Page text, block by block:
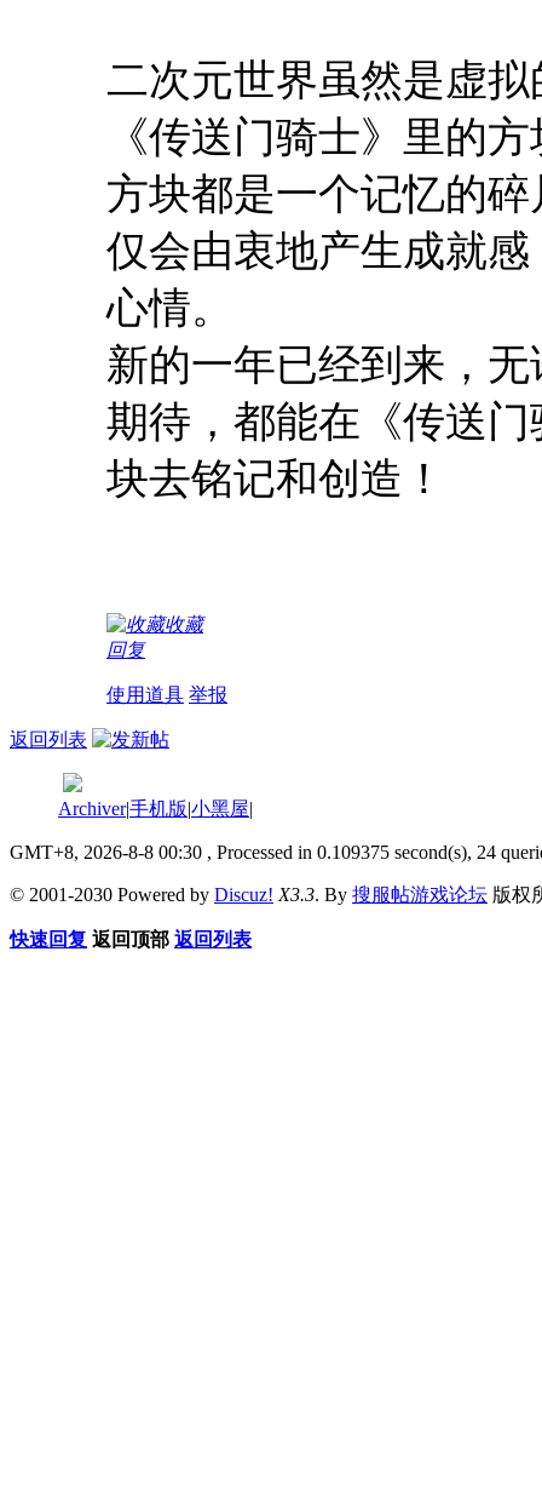
二次元世界虽然是虚
《传送门骑士》里的
方块都是一个记忆的
仅会由衷地产生成就
心情。
新的一年已经到来，
期待，都能在《传送
块去铭记和创造！
收藏
回复
使用道具 举报
返回列表
Archiver|手机版|小黑屋|
GMT+8, 2026-8-8 00:30 , Processed in 0.109375 second(s), 24
© 2001-2030 Powered by Discuz! X3.3. By 搜服帖游戏论坛 版权
快速回复 返回顶部 返回列表